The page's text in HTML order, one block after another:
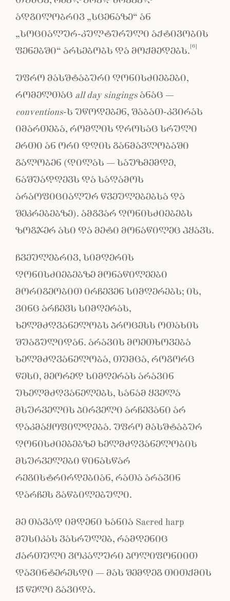
ადგილობრივ „სცენაზე“ ან
„სოციალურ-კულტურული აქტივობის
ფენებში“ არსებობს და მოქმედებს.[6]
უფრო მასშტაბური ღონისძიებები,
რომელთაც all day singingsანაც −
conventions-ს უწოდებენ, შაბათ-კვირას
იმართება, რომლის დროსაც სრული
ერთი ან ორი დღის განმავლობაში
გალობენ (დილას − საუზმემდე,
ნაშუადღევს და საღამოს
არაოფიციალურ წვეულებებსა და
შეკრებებზე). ამგვარ ღონისძიებებს
ზოგჯერ ასი და მეტი მონაწილეც ჰყავს.
ჩვეულებრივ, სიმღერის
ღონისძიებებზე მონაწილეები
მორიგეობით ირჩევენ სიმღერებს; ის,
ვინც არჩევს სიმღერას,
ხელმძღვანელობს პროცესს ოთახის
შუაგულიდან. არავის მოეთხოვება
ხელმძღვანელობა, თუმცა, როგორც
წესი, მეორედ სიმღერას არავინ
უხელმძღვანელებს, სანამ ყველა
მსურველის პირველი არჩევანი არ
დაკმაყოფილდება. უფრო მასშტაბურ
ღონისძიებებზე ხელმძღვანელობის
მსურველები წინასწარ
რეგისტრირდებიან, რათა არავინ
დარჩეს გაწბილებული.
მე თავად იმდენი ხანია Sacred harp
მუსიკას ვასრულებ, რამდენიც
ქართული ვოკალური პოლიფონიით
დავინტერესდი − მას შემდეგ თითქმის
15 წელი გავიდა.